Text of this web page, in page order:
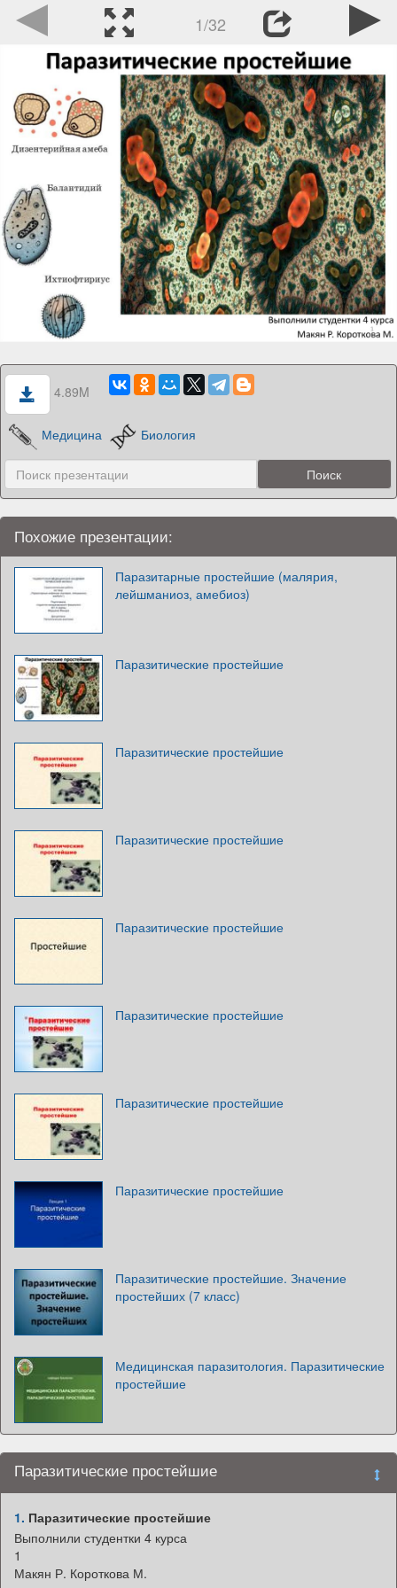
1/32
4.89M
Медицина Биология
Похожие презентации:
Паразитарные простейшие (малярия,
лейшманиоз, амебиоз)
Паразитические простейшие
Паразитические простейшие
Паразитические простейшие
Паразитические простейшие
Паразитические простейшие
Паразитические простейшие
Паразитические простейшие
Паразитические простейшие. Значение
простейших (7 класс)
Медицинская паразитология. Паразитические
простейшие
Паразитические простейшие
1. Паразитические простейшие
Выполнили студентки 4 курса
1
Макян Р. Короткова М.